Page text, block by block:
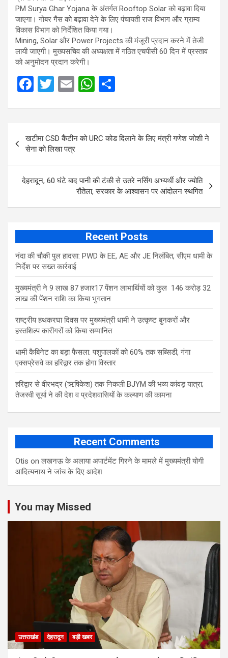
PM Surya Ghar Yojana के अंतर्गत Rooftop Solar को बढ़ावा दिया
जाएगा। गोबर गैस को बढ़ावा देने के लिए पंचायती राज विभाग और ग्राम्य
विकास विभाग को निर्देशित किया गया।
Mining, Solar और Power Projects की मंजूरी प्रदान करने में तेजी
लायी जाएगी। मुख्यसचिव की अध्यक्षता में गठित एचपीसी 60 दिन में प्रस्ताव
को अनुमोदन प्रदान करेगी।
F
b
o
o
k
T
er
E
W
s
p
p
e
navigation
खटीमा CSD कैंटीन को URC कोड दिलाने के लिए मंत्री गणेश जोशी ने
सेना को लिखा पत्र
देहरादून, 60 घंटे बाद पानी की टंकी से उतरे नर्सिंग अभ्यर्थी और ज्योति
रौतेला, सरकार के आश्वासन पर आंदोलन स्थगित
Recent Posts
नंदा की चौकी पुल हादसा: PWD के EE, AE और JE निलंबित, सीएम धामी के
निर्देश पर सख्त कार्रवाई
मुख्यमंत्री ने 9 लाख 87 हजार17 पेंशन लाभार्थियों को कुल 146 करोड़ 32
लाख की पेंशन राशि का किया भुगतान
राष्ट्रीय हथकरघा दिवस पर मुख्यमंत्री धामी ने उत्कृष्ट बुनकरों और
हस्तशिल्प कारीगरों को किया सम्मानित
​धामी कैबिनेट का बड़ा फैसला: पशुपालकों को 60% तक सब्सिडी, गंगा
एक्सप्रेसवे का हरिद्वार तक होगा विस्तार
​हरिद्वार से वीरभद्र (ऋषिकेश) तक निकली BJYM की भव्य कांवड़ यात्रा;
तेजस्वी सूर्या ने की देश व प्रदेशवासियों के कल्याण की कामना
Recent Comments
Otis onलखनऊ के अलाया अपार्टमेंट गिरने के मामले में मुख्‍यमंत्री योगी
आद‍ित्‍यनाथ ने जांच के द‍िए आदेश
You may Missed
उत्तराखंड देहरादून बड़ी खबर